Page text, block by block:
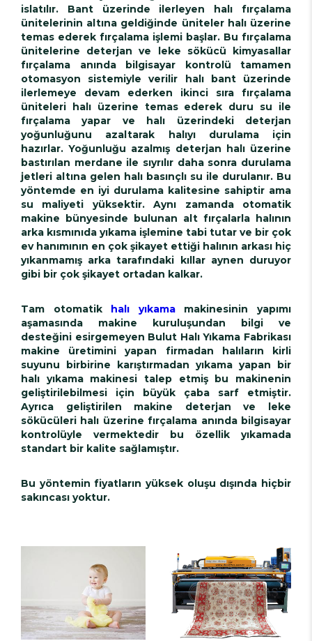
islatılır. Bant üzerinde ilerleyen halı fırçalama
ünitelerinin altına geldiğinde üniteler halı üzerine
temas ederek fırçalama işlemi başlar. Bu fırçalama
ünitelerine deterjan ve leke sökücü kimyasallar
fırçalama anında bilgisayar kontrolü tamamen
otomasyon sistemiyle verilir halı bant üzerinde
ilerlemeye devam ederken ikinci sıra fırçalama
üniteleri halı üzerine temas ederek duru su ile
fırçalama yapar ve halı üzerindeki deterjan
yoğunluğunu azaltarak halıyı durulama için
hazırlar. Yoğunluğu azalmış deterjan halı üzerine
bastırılan merdane ile sıyrılır daha sonra durulama
jetleri altına gelen halı basınçlı su ile durulanır. Bu
yöntemde en iyi durulama kalitesine sahiptir ama
su maliyeti yüksektir. Aynı zamanda otomatik
makine bünyesinde bulunan alt fırçalarla halının
arka kısmınıda yıkama işlemine tabi tutar ve bir çok
ev hanımının en çok şikayet ettiği halının arkası hiç
yıkanmamış arka tarafındaki kıllar aynen duruyor
gibi bir çok şikayet ortadan kalkar.
Tam otomatik halı yıkamamakinesinin yapımı
aşamasında makine kuruluşundan bilgi ve
desteğini esirgemeyen Bulut Halı Yıkama Fabrikası
makine üretimini yapan firmadan halıların kirli
suyunu birbirine karıştırmadan yıkama yapan bir
halı yıkama makinesi talep etmiş bu makinenin
geliştirilebilmesi için büyük çaba sarf etmiştir.
Ayrıca geliştirilen makine deterjan ve leke
sökücüleri halı üzerine fırçalama anında bilgisayar
kontrolüyle vermektedir bu özellik yıkamada
standart bir kalite sağlamıştır.
Bu yöntemin fiyatların yüksek oluşu dışında hiçbir
sakıncası yoktur.